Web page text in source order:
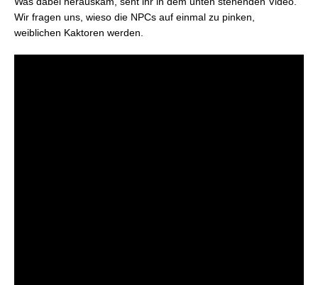
Wir fragen uns, wieso die NPCs auf einmal zu pinken,
weiblichen Kaktoren werden.